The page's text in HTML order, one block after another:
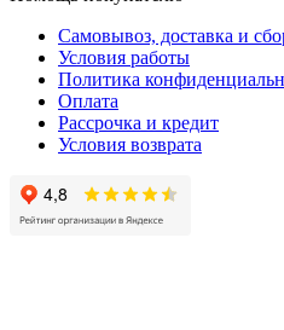
Самовывоз, доставка и
Условия работы
Политика
Оплата
Рассрочка и кредит
Условия возврата